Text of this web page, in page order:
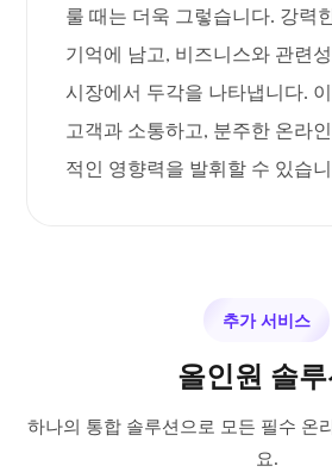
룰 때는 더욱 그렇습니다. 강력
기억에 남고, 비즈니스와 관련
시장에서 두각을 나타냅니다.
고객과 소통하고, 분주한 온라
적인 영향력을 발휘할 수 있습
추가 서비스
올인원 솔
하나의 통합 솔루션으로 모든 필수 온
요.